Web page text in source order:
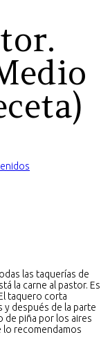
las taquerías de
la carne al pastor. Es
taquero corta
y después de la parte
de piña por los aires
lo recomendamos